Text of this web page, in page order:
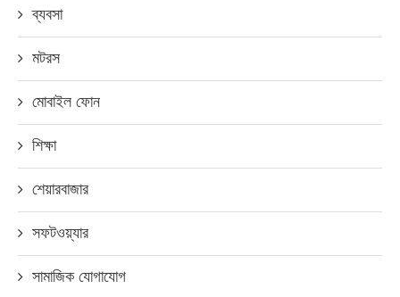
ব্যবসা
মটরস
মোবাইল ফোন
শিক্ষা
শেয়ারবাজার
সফটওয়্যার
সামাজিক যোগাযোগ